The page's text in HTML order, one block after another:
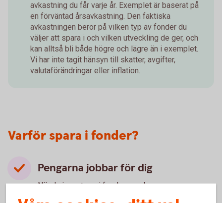
avkastning du får varje år. Exemplet är baserat på
en förväntad årsavkastning. Den faktiska
avkastningen beror på vilken typ av fonder du
väljer att spara i och vilken utveckling de ger, och
kan alltså bli både högre och lägre än i exemplet.
Vi har inte tagit hänsyn till skatter, avgifter,
valutaförändringar eller inflation.
Varför spara i fonder?
Pengarna jobbar för dig
När du investerar i fonder ger du pengarna en
chans att växa. Med tiden växer pengarna snabbare